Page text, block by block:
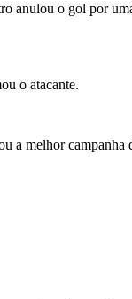
anulou o gol por
o atacante.
a melhor campanha